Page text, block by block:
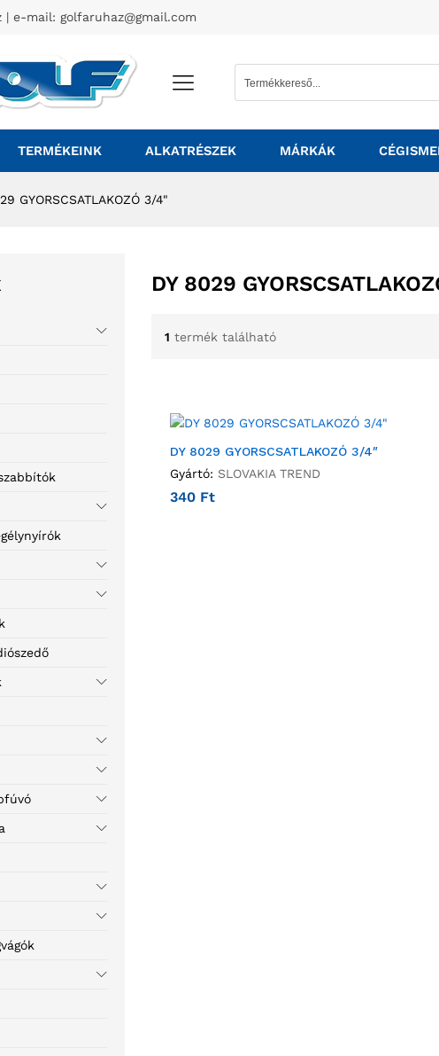
| e-mail: golfaruhaz@gmail.com
TERMÉKEINK ALKATRÉSZEK MÁRKÁK
GYORSCSATLAKOZÓ 3/4"
DY 8029
1 termék található
DY 8029 GYORSCSATLAKOZÓ 3/4″
Gyártó: SLOVAKIA TREND
340 Ft